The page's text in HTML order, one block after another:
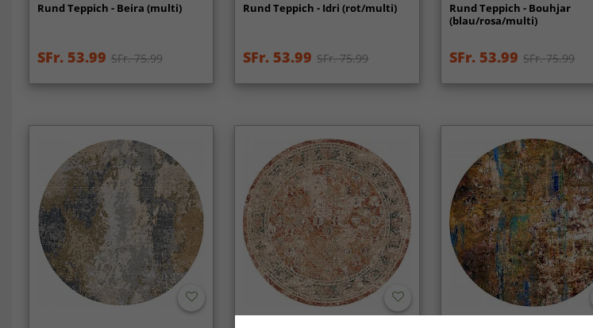
Rund Teppich - Beira (multi)
SFr. 53.99 SFr. 75.99
Rund Teppich - Idri (rot/multi)
SFr. 53.99 SFr. 75.99
Rund Teppich - Bouhjar
(blau/rosa/multi)
SFr. 53.99 SFr. 75.99